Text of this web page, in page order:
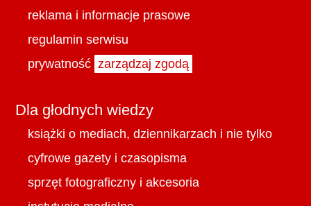
reklama i informacje prasowe
regulamin serwisu
prywatność zarządzaj zgodą
Dla głodnych wiedzy
książki o mediach, dziennikarzach i nie tylko
cyfrowe gazety i czasopisma
sprzęt fotograficzny i akcesoria